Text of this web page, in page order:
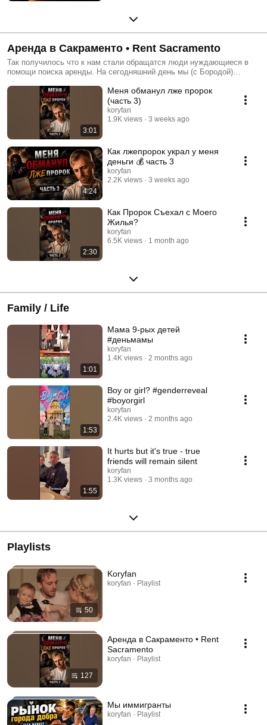
Аренда в Сакраменто • Rent Sacramento
Так получилось что к нам стали обращатся люди нуждающиеся в
помощи поиска аренды. На сегодняшний день мы (с Бородой)
менеджером своего форплекса, я договариваюсь с американцами
хозяевами и менеджерами о заселении наших людей. Не всегда
получается, но стараемся. последние новости в нашей группе
facebook: https://www.facebook.com/groups/189821571497530/ список
свободных квартир и анкета: https://goo.gl/forms/FffUE7jSG72uGpen2
3:01
Меня обманул лже пророк
(часть 3)
koryfan
1.9K views
3 weeks ago
4:24
Как лжепророк украл у меня
деньги 💰 часть 3
koryfan
2.2K views
3 weeks ago
2:30
Как Пророк Съехал с Моего
Жилья?
koryfan
6.5K views
1 month ago
Family / Life
1:01
Мама 9-рых детей
#деньмамы
koryfan
1.4K views
2 months ago
1:53
Boy or girl? #genderreveal
#boyorgirl
koryfan
2.4K views
2 months ago
1:55
It hurts but it's true - true
friends will remain silent
koryfan
1.3K views
3 months ago
Playlists
50
Koryfan
koryfan · Playlist
127
Аренда в Сакраменто • Rent
Sacramento
koryfan · Playlist
Мы иммигранты
koryfan · Playlist